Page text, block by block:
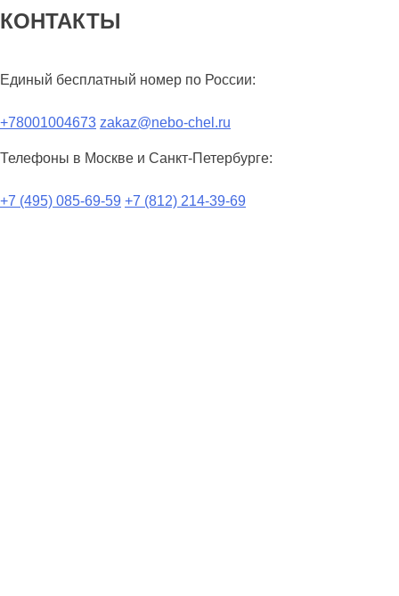
КОНТАКТЫ
Единый бесплатный номер по России:
+78001004673 zakaz@nebo-chel.ru
Телефоны в Москве и Санкт-Петербурге:
+7 (495) 085-69-59 +7 (812) 214-39-69